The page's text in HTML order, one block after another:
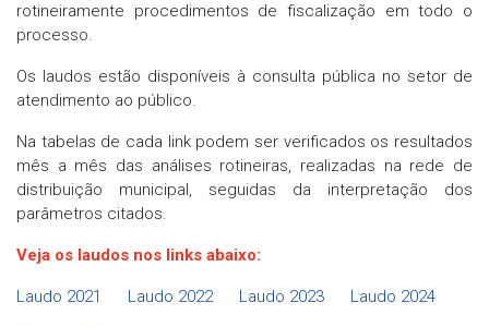
rotineiramente procedimentos de fiscalização em todo o
processo.
Os laudos estão disponíveis à consulta pública no setor de
atendimento ao público.
Na tabelas de cada link podem ser verificados os resultados
mês a mês das análises rotineiras, realizadas na rede de
distribuição municipal, seguidas da interpretação dos
parâmetros citados.
Veja os laudos nos links abaixo:
Laudo 2021 Laudo 2022 Laudo 2023 Laudo 2024